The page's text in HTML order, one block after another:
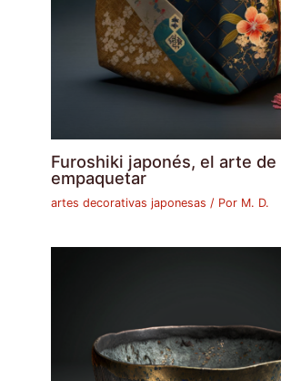
Furoshiki japonés, el arte de
empaquetar
artes decorativas japonesas / Por M. D.